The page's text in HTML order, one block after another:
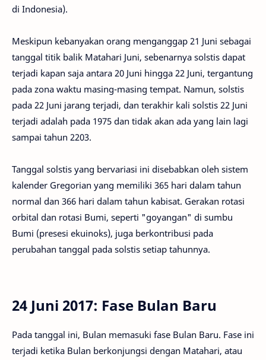
di Indonesia).
Meskipun kebanyakan orang menganggap 21 Juni sebagai
tanggal titik balik Matahari Juni, sebenarnya solstis dapat
terjadi kapan saja antara 20 Juni hingga 22 Juni, tergantung
pada zona waktu masing-masing tempat. Namun, solstis
pada 22 Juni jarang terjadi, dan terakhir kali solstis 22 Juni
terjadi adalah pada 1975 dan tidak akan ada yang lain lagi
sampai tahun 2203.
Tanggal solstis yang bervariasi ini disebabkan oleh sistem
kalender Gregorian yang memiliki 365 hari dalam tahun
normal dan 366 hari dalam tahun kabisat. Gerakan rotasi
orbital dan rotasi Bumi, seperti "goyangan" di sumbu
Bumi (presesi ekuinoks), juga berkontribusi pada
perubahan tanggal pada solstis setiap tahunnya.
24 Juni 2017: Fase Bulan Baru
Pada tanggal ini, Bulan memasuki fase Bulan Baru. Fase ini
terjadi ketika Bulan berkonjungsi dengan Matahari, atau